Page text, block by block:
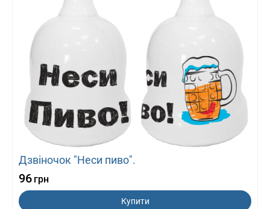
Дзвіночок "Неси пиво".
96 грн
Купити